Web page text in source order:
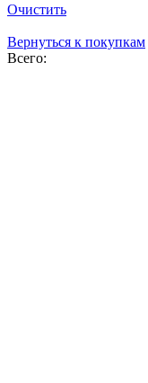
Очистить
Вернуться к покупкам
Всего: